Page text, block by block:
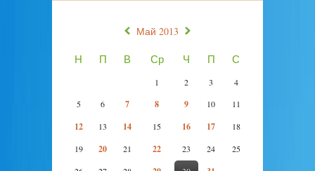
Май 2013
Н П В Ср Ч П С
1 2 3
4
5
6 7 8 9 10 11
12 13 14 15 16 17
18
19
20 21 22 23 24
25